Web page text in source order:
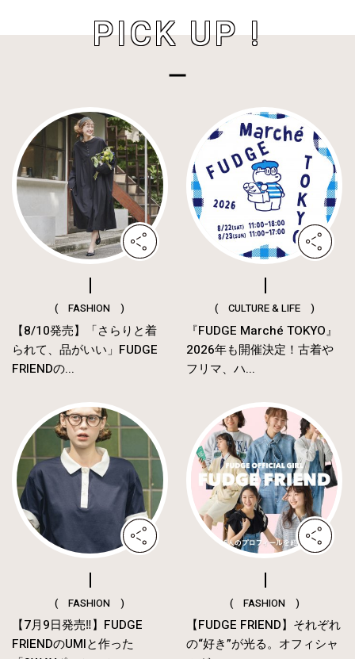
PICK UP !
( FASHION )
【8/10発売】「さらりと着
られて、品がいい」FUDGE
FRIENDの...
( CULTURE & LIFE )
『FUDGE Marché TOKYO』
2026年も開催決定！古着や
フリマ、ハ...
( FASHION )
【7月9日発売‼︎】FUDGE
FRIENDのUMIと作った
( FASHION )
【FUDGE FRIEND】それぞれ
の“好き”が光る。オフィシャ